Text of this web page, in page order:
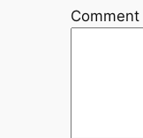
Comment